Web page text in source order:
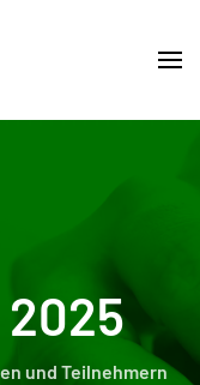
und Teilnehmern